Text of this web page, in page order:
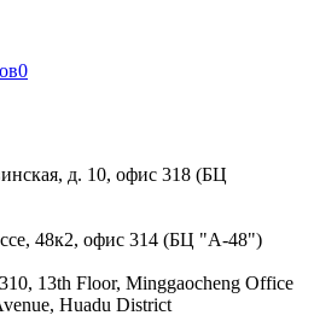
0
д. 10, офис 318 (БЦ
48к2, офис 314 (БЦ "А-48")
13th Floor, Minggaocheng Office
Huadu District